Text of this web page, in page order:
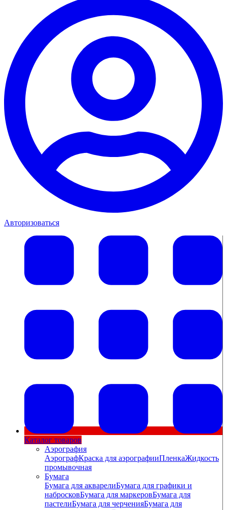
Авторизоваться
Каталог товаров
Аэрография
АэрографКраска для аэрографииПленкаЖидкость
промывочная
Бумага
Бумага для акварелиБумага для графики и
набросковБумага для маркеровБумага для
пастелиБумага для черченияБумага для